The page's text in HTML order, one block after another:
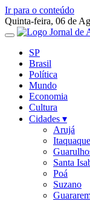
Ir para o conteúdo
Quinta-feira, 06 de
SP
Brasil
Política
Mundo
Economia
Cultura
Cidades ▾
Arujá
Santa
Poá
Suzano